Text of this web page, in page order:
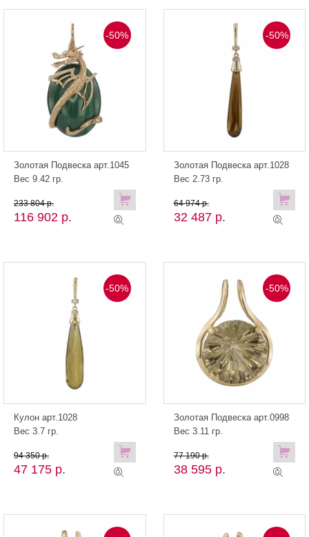
-50%
Золотая Подвеска арт.1045
Вес 9.42 гр.
116 902 р.
233 804 р.
-50%
Золотая Подвеска арт.1028
Вес 2.73 гр.
32 487 р.
64 974 р.
-50%
Кулон арт.1028
Вес 3.7 гр.
47 175 р.
94 350 р.
-50%
Золотая Подвеска арт.0998
Вес 3.11 гр.
38 595 р.
77 190 р.